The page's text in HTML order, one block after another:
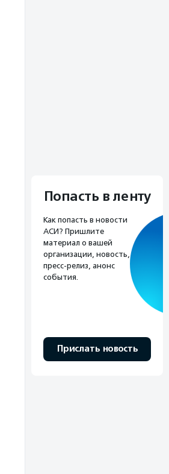
Попасть в ленту
Как попасть в новости
АСИ? Пришлите
материал о вашей
организации, новость,
пресс-релиз, анонс
события.
Прислать новость